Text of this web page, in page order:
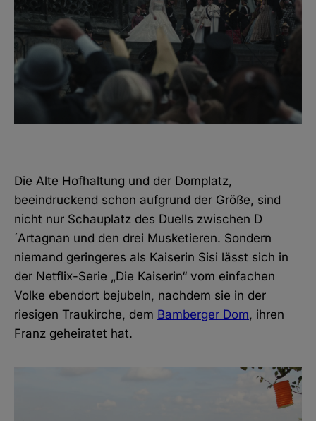
Die Alte Hofhaltung und der Domplatz,
beeindruckend schon aufgrund der Größe, sind
nicht nur Schauplatz des Duells zwischen D
´Artagnan und den drei Musketieren. Sondern
niemand geringeres als Kaiserin Sisi lässt sich in
der Netflix-Serie „Die Kaiserin“ vom einfachen
Volke ebendort bejubeln, nachdem sie in der
riesigen Traukirche, dem Bamberger Dom, ihren
Franz geheiratet hat.